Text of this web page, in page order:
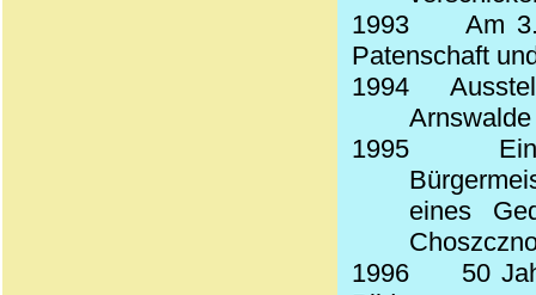
1993
Am
Patenschaft
1994
1995
eines
1996
50